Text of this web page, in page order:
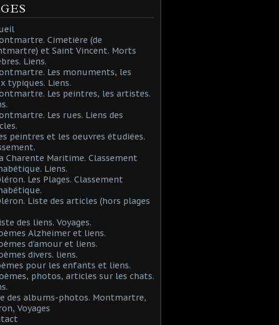
Cimetière (de
et Saint Vincent. Morts
Liens.
Les monuments, les
typiques. Liens.
Les peintres, les artistes.
Les rues. Liens des
peintres et les oeuvres étudiées.
Charente Maritime. Classement
Liens.
Les Plages. Classement
Liste des articles (hors plages
des liens. Voyages.
Alzheimer et liens.
d'amour et liens.
divers. liens.
pour les enfants et liens.
photos, articles sur les chats.
des albums-photos. Montmartre,
Voyages